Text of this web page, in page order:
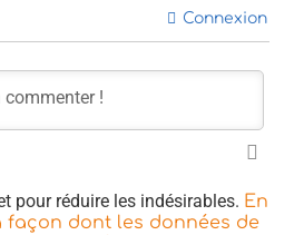
Connexion
pour réduire les indésirables. En
façon dont les données de